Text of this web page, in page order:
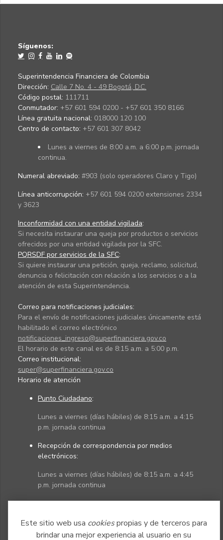
Este sitio web usa cookiespropias y de terceros para
brindar una mejor experiencia al usuario en su
Síguenos:
Superintendencia Financiera de Colombia
Dirección: Calle 7 No. 4 - 49 Bogotá, D.C.
Código postal: 111711
Conmutador: +57 601 594 0200 - +57 601 350 8166
Línea gratuita nacional: 018000 120 100
Centro de contacto: +57 601 307 8042
Lunes a viernes de 8:00 a.m. a 6:00 p.m. jornada
continua.
Numeral abreviado: #903 (solo operadores Claro y Tigo)
Línea anticorrupción: +57 601 594 0200 extensiones 2334
y 3623
Inconformidad con una entidad vigilada:
Si necesita instaurar una queja por productos o servicios
ofrecidos por una entidad vigilada por la SFC.
PQRSDF por servicios de la SFC:
Si quiere instaurar una petición, queja, reclamo, solicitud,
denuncia o felicitación con relación a los servicios o a la
atención de esta Superintendencia.
Correo para notificaciones judiciales:
Para el envío de notificaciones judiciales únicamente está
habilitado el correo electrónico
notificaciones_ingreso@superfinanciera.gov.co
El horario de este canal es de 8:15 a.m. a 5:00 p.m.
Correo institucional:
super@superfinanciera.gov.co
Horario de atención
Punto Ciudadano:
Lunes a viernes (días hábiles) de 8:15 a.m. a 4:15
p.m. jornada continua
Recepción de correspondencia por medios
electrónicos:
Lunes a viernes (días hábiles) de 8:15 a.m. a 4:45
p.m. jornada continua